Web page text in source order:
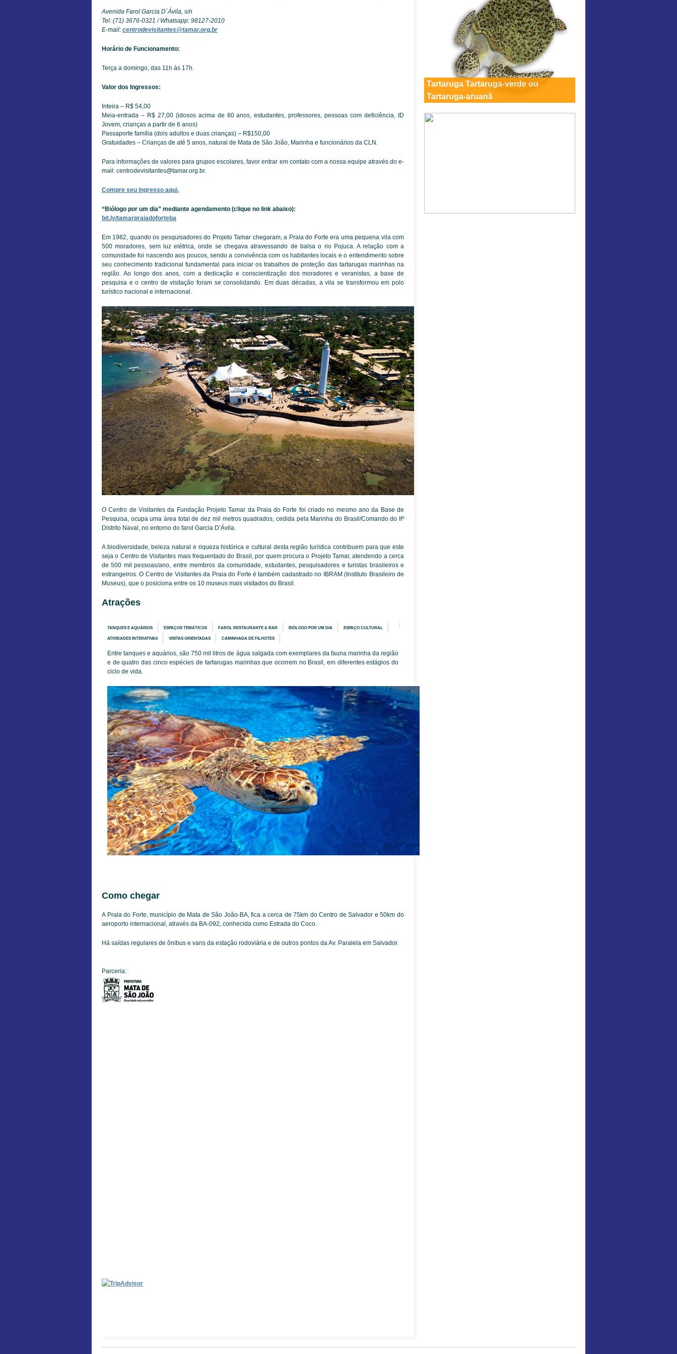
Avenida Farol Garcia D´Ávila, s/n
Tel: (71) 3676-0321 / Whatsapp: 98127-2010
E-mail: centrodevisitantes@tamar.org.br
Horário de Funcionamento:
Terça a domingo, das 11h às 17h.
Valor dos Ingressos:
Inteira – R$ 54,00
Meia-entrada – R$ 27,00 (idosos acima de 60 anos, estudantes, professores, pessoas com deficiência, ID
Jovem, crianças a partir de 6 anos)
Passaporte família (dois adultos e duas crianças) – R$150,00
Gratuidades – Crianças de até 5 anos, natural de Mata de São João, Marinha e funcionários da CLN.
Para informações de valores para grupos escolares, favor entrar em contato com a nossa equipe através do e-
mail: centrodevisitantes@tamar.org.br.
Compre seu ingresso aqui.
“Biólogo por um dia” mediante agendamento (clique no link abaixo):
bit.ly/tamarpraiadoforteba
Em 1982, quando os pesquisadores do Projeto Tamar chegaram, a Praia do Forte era uma pequena vila com
500 moradores, sem luz elétrica, onde se chegava atravessando de balsa o rio Pojuca. A relação com a
comunidade foi nascendo aos poucos, sendo a convivência com os habitantes locais e o entendimento sobre
seu conhecimento tradicional fundamental para iniciar os trabalhos de proteção das tartarugas marinhas na
região. Ao longo dos anos, com a dedicação e conscientização dos moradores e veranistas, a base de
pesquisa e o centro de visitação foram se consolidando. Em duas décadas, a vila se transformou em polo
turístico nacional e internacional.
O Centro de Visitantes da Fundação Projeto Tamar da Praia do Forte foi criado no mesmo ano da Base de
Pesquisa, ocupa uma área total de dez mil metros quadrados, cedida pela Marinha do Brasil/Comando do IIº
Distrito Naval, no entorno do farol Garcia D’Ávila.
A biodiversidade, beleza natural e riqueza histórica e cultural desta região turística contribuem para que este
seja o Centro de Visitantes mais frequentado do Brasil, por quem procura o Projeto Tamar, atendendo a cerca
de 500 mil pessoas/ano, entre membros da comunidade, estudantes, pesquisadores e turistas brasileiros e
estrangeiros. O Centro de Visitantes da Praia do Forte é também cadastrado no IBRAM (Instituto Brasileiro de
Museus), que o posiciona entre os 10 museus mais visitados do Brasil.
Atrações
TANQUES E AQUÁRIOS ESPAÇOS TEMÁTICOS FAROL RESTAURANTE & BAR BIÓLOGO POR UM DIA ESPAÇO CULTURAL
ATIVIDADES INTERATIVAS VISITAS ORIENTADAS CAMINHADA DE FILHOTES
Entre tanques e aquários, são 750 mil litros de água salgada com exemplares da fauna marinha da região
e de quatro das cinco espécies de tartarugas marinhas que ocorrem no Brasil, em diferentes estágios do
ciclo de vida.
Como chegar
A Praia do Forte, município de Mata de São João-BA, fica a cerca de 75km do Centro de Salvador e 50km do
aeroporto internacional, através da BA-092, conhecida como Estrada do Coco.
Há saídas regulares de ônibus e vans da estação rodoviária e de outros pontos da Av. Paralela em Salvador.
Parceria:
Tartaruga Tartaruga-verde ou
Tartaruga-aruanã